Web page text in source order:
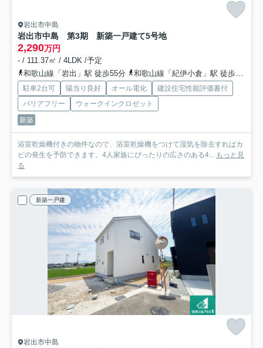
岩出市中島
岩出市中島 第3期 新築一戸建て5号地
2,290万円
- / 111.37㎡ / 4LDK /予定
和歌山線「岩出」駅 徒歩55分
和歌山線「紀伊小倉」駅 徒歩49分
駐車2台可 陽当り良好 オール電化
建設住宅性能評価書付
バリアフリー
ウォークインクロゼット
新築
浴室乾燥機付きの物件なので、浴室乾燥機をつけて湿気を除去すればカ
ビの発生を予防できます。4人家族にぴったりの広さのある4... もっと見
る
新築一戸建
岩出市中島